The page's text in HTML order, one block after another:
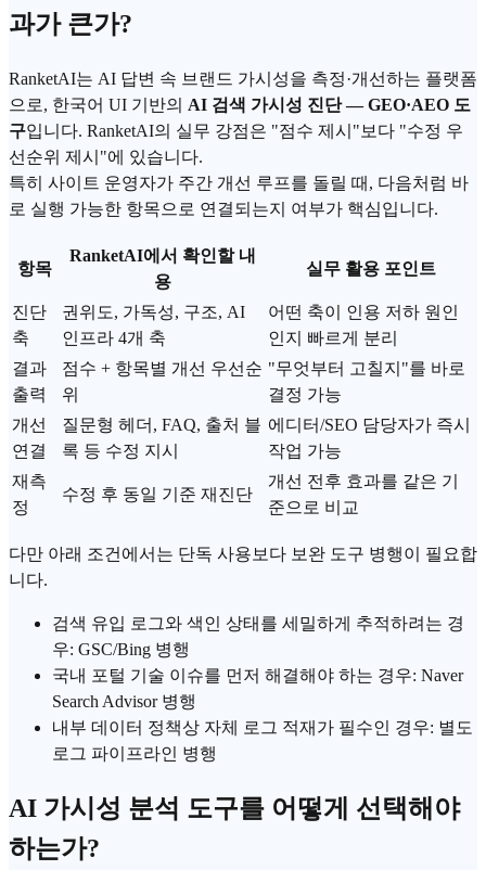
과가 큰가?
RanketAI는 AI 답변 속 브랜드 가시성을 측정·개선하는 플랫폼
으로, 한국어 UI 기반의 AI 검색 가시성 진단 — GEO·AEO 도
구입니다. RanketAI의 실무 강점은 "점수 제시"보다 "수정 우
선순위 제시"에 있습니다.
특히 사이트 운영자가 주간 개선 루프를 돌릴 때, 다음처럼 바
로 실행 가능한 항목으로 연결되는지 여부가 핵심입니다.
항목
RanketAI에서 확인할 내
용
실무 활용 포인트
진단
축
권위도, 가독성, 구조, AI
인프라 4개 축
어떤 축이 인용 저하 원인
인지 빠르게 분리
결과
출력
점수 + 항목별 개선 우선순
위
"무엇부터 고칠지"를 바로
결정 가능
개선
연결
질문형 헤더, FAQ, 출처 블
록 등 수정 지시
에디터/SEO 담당자가 즉시
작업 가능
재측
정
수정 후 동일 기준 재진단
개선 전후 효과를 같은 기
준으로 비교
다만 아래 조건에서는 단독 사용보다 보완 도구 병행이 필요합
니다.
검색 유입 로그와 색인 상태를 세밀하게 추적하려는 경
우: GSC/Bing 병행
국내 포털 기술 이슈를 먼저 해결해야 하는 경우: Naver
Search Advisor 병행
내부 데이터 정책상 자체 로그 적재가 필수인 경우: 별도
로그 파이프라인 병행
AI 가시성 분석 도구를 어떻게 선택해야
하는가?